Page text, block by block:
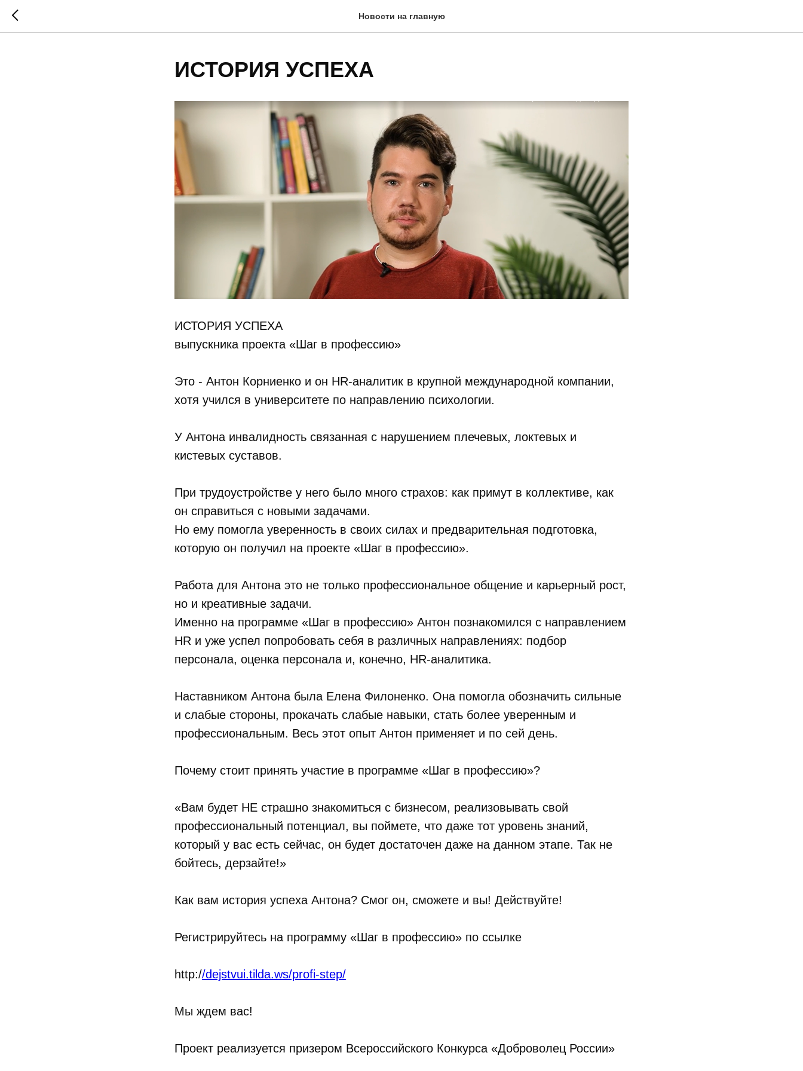
Новости на главную
ИСТОРИЯ УСПЕХА
ИСТОРИЯ УСПЕХА
выпускника проекта «Шаг в профессию»
Это - Антон Корниенко и он HR-аналитик в крупной международной компании,
хотя учился в университете по направлению психологии.
У Антона инвалидность связанная с нарушением плечевых, локтевых и
кистевых суставов.
При трудоустройстве у него было много страхов: как примут в коллективе, как
он справиться с новыми задачами.
Но ему помогла уверенность в своих силах и предварительная подготовка,
которую он получил на проекте «Шаг в профессию».
Работа для Антона это не только профессиональное общение и карьерный рост,
но и креативные задачи.
Именно на программе «Шаг в профессию» Антон познакомился с направлением
HR и уже успел попробовать себя в различных направлениях: подбор
персонала, оценка персонала и, конечно, HR-аналитика.
Наставником Антона была Елена Филоненко. Она помогла обозначить сильные
и слабые стороны, прокачать слабые навыки, стать более уверенным и
профессиональным. Весь этот опыт Антон применяет и по сей день.
Почему стоит принять участие в программе «Шаг в профессию»?
«Вам будет НЕ страшно знакомиться с бизнесом, реализовывать свой
профессиональный потенциал, вы поймете, что даже тот уровень знаний,
который у вас есть сейчас, он будет достаточен даже на данном этапе. Так не
бойтесь, дерзайте!»
Как вам история успеха Антона? Смог он, сможете и вы! Действуйте!
Регистрируйтесь на программу «Шаг в профессию» по ссылке
http://dejstvui.tilda.ws/profi-step/
Мы ждем вас!
Проект реализуется призером Всероссийского Конкурса «Доброволец России»